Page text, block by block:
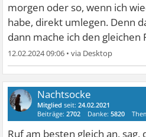
morgen oder so, wenn ich
habe, direkt umlegen. Denn
dann mache ich den gleichen
12.02.2024 09:06 •
Nachtsocke
Mitglied seit:24.02.2021
Beiträge:2702 Danke:5820
Ruf am besten gleich an, sag,